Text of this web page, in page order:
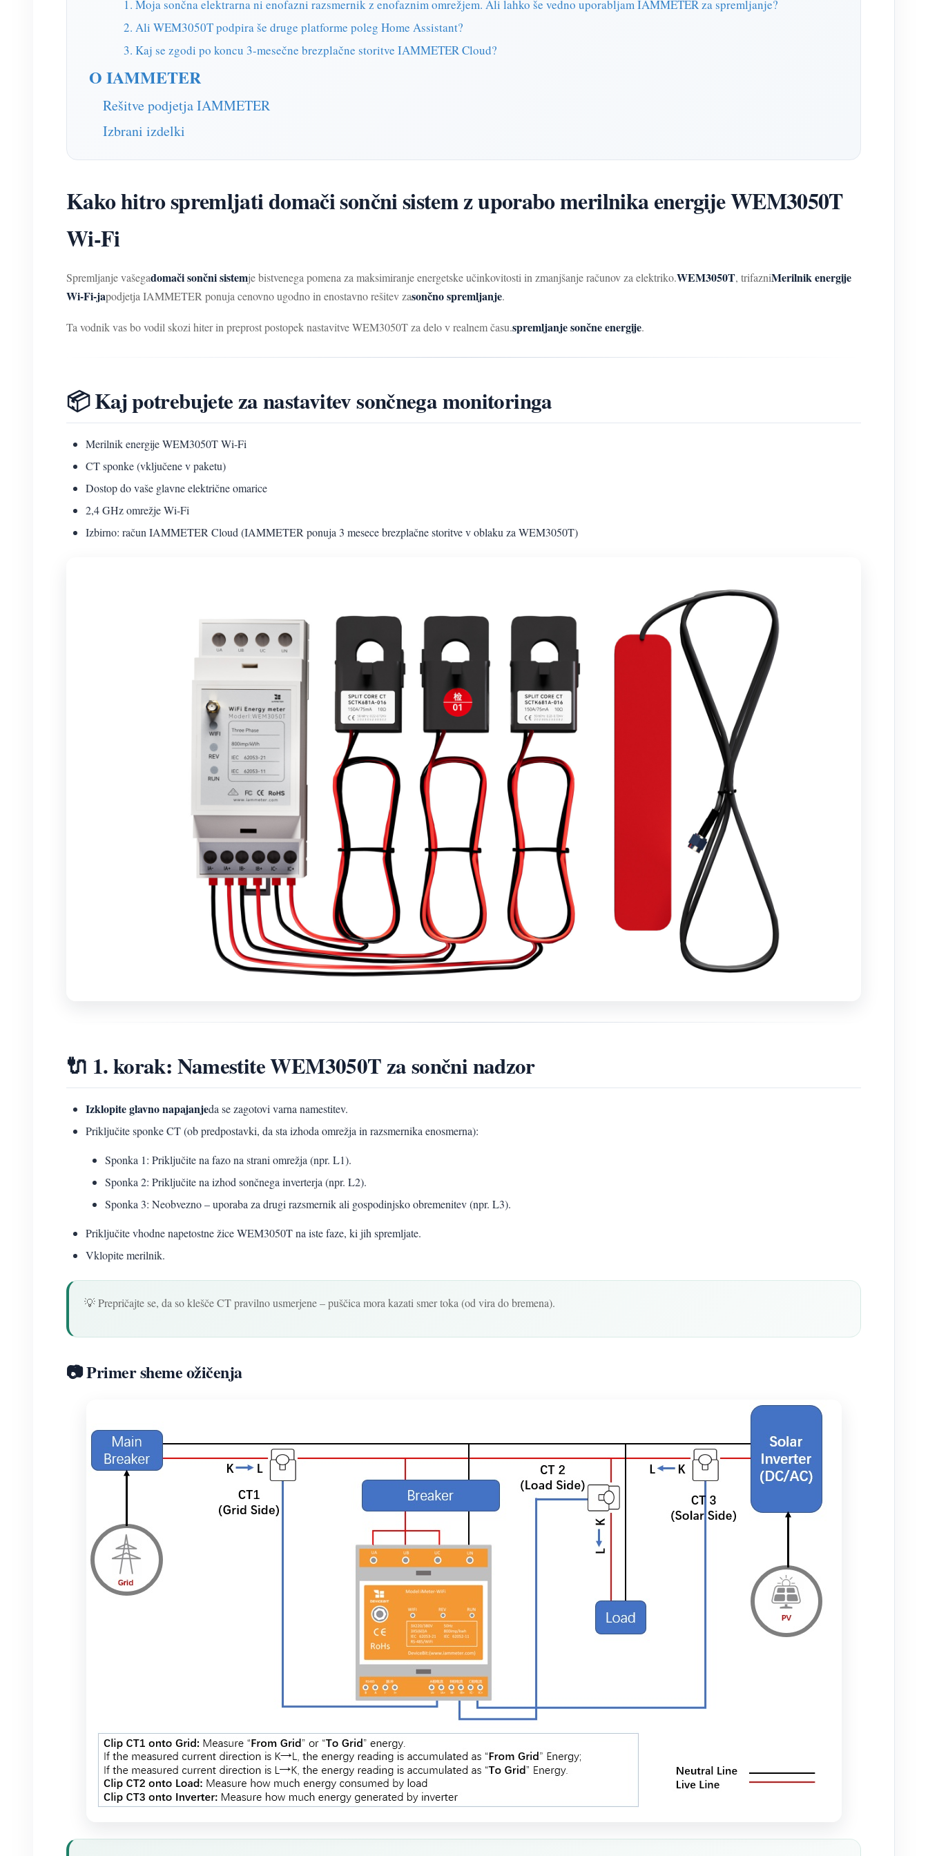
1. Moja sončna elektrarna ni enofazni razsmernik z enofaznim omrežjem. Ali lahko še vedno uporabljam IAMMETER za spremljanje?
2. Ali WEM3050T podpira še druge platforme poleg Home Assistant?
3. Kaj se zgodi po koncu 3-mesečne brezplačne storitve IAMMETER Cloud?
O IAMMETER
Rešitve podjetja IAMMETER
Izbrani izdelki
Kako hitro spremljati domači sončni sistem z uporabo merilnika energije WEM3050T
Wi-Fi
Spremljanje vašegadomači sončni sistemje bistvenega pomena za maksimiranje energetske učinkovitosti in zmanjšanje računov za elektriko.WEM3050T, trifazniMerilnik energije
Wi-Fi-japodjetja IAMMETER ponuja cenovno ugodno in enostavno rešitev zasončno spremljanje.
Ta vodnik vas bo vodil skozi hiter in preprost postopek nastavitve WEM3050T za delo v realnem času.spremljanje sončne energije.
📦 Kaj potrebujete za nastavitev sončnega monitoringa
Merilnik energije WEM3050T Wi-Fi
CT sponke (vključene v paketu)
Dostop do vaše glavne električne omarice
2,4 GHz omrežje Wi-Fi
Izbirno: račun IAMMETER Cloud (IAMMETER ponuja 3 mesece brezplačne storitve v oblaku za WEM3050T)
🔌 1. korak: Namestite WEM3050T za sončni nadzor
Izklopite glavno napajanjeda se zagotovi varna namestitev.
Priključite sponke CT (ob predpostavki, da sta izhoda omrežja in razsmernika enosmerna):
Sponka 1: Priključite na fazo na strani omrežja (npr. L1).
Sponka 2: Priključite na izhod sončnega inverterja (npr. L2).
Sponka 3: Neobvezno – uporaba za drugi razsmernik ali gospodinjsko obremenitev (npr. L3).
Priključite vhodne napetostne žice WEM3050T na iste faze, ki jih spremljate.
Vklopite merilnik.
💡 Prepričajte se, da so klešče CT pravilno usmerjene – puščica mora kazati smer toka (od vira do bremena).
📷 Primer sheme ožičenja